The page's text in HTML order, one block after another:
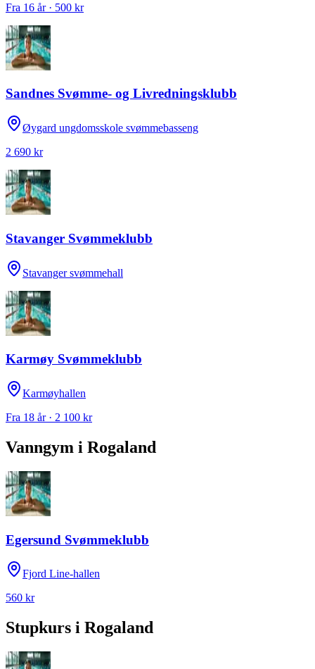
Fra 16 år · 500 kr
Sandnes Svømme- og Livredningsklubb
Øygard ungdomsskole svømmebasseng
2 690 kr
Stavanger Svømmeklubb
Stavanger svømmehall
Karmøy Svømmeklubb
Karmøyhallen
Fra 18 år · 2 100 kr
Vanngym i Rogaland
Egersund Svømmeklubb
Fjord Line-hallen
560 kr
Stupkurs i Rogaland